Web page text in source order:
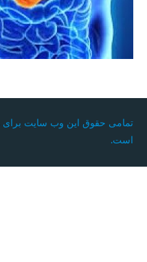
تمامی حقوق این وب سایت برای
است.